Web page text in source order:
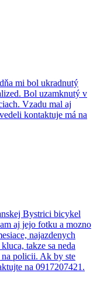
mi bol ukradnutý
Bol uzamknutý v
Vzadu mal aj
kontaktuje má na
Bystrici bicykel
aj jejo fotku a mozno
najazdenych
takze sa neda
na policii. Ak by ste
na 0917207421.